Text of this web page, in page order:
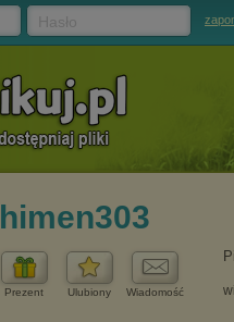
himen303
Prezent Ulubiony Wiadomość